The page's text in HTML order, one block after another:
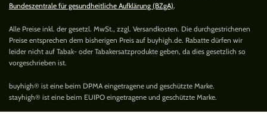
Bundeszentrale für gesundheitliche Aufklärung (BZgA).
Alle Preise inkl. der gesetzl. MwSt., zzgl. Versandkosten. Die durchgestrichenen
Preise entsprechen dem bisherigen Preis auf buyhigh.de. Rabatte dürfen wir
leider nicht auf Tabak- oder Tabakersatzprodukte geben, da dies gesetzlich so
vorgeschrieben ist.
buyhigh® ist eine beim DPMA eingetragene und geschützte Marke.
stayhigh® ist eine beim EUIPO eingetragene und geschützte Marke.